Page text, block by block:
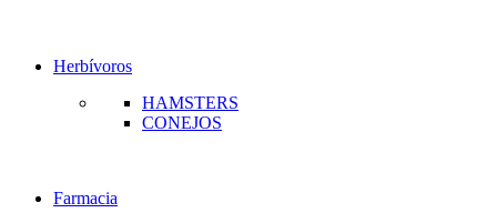
Herbívoros
HAMSTERS
CONEJOS
Farmacia